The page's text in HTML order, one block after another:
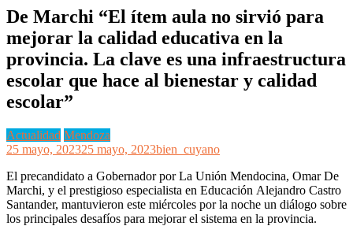
De Marchi “El ítem aula no sirvió para
mejorar la calidad educativa en la
provincia. La clave es una infraestructura
escolar que hace al bienestar y calidad
escolar”
Actualidad Mendoza
25 mayo, 202325 mayo, 2023bien_cuyano
El precandidato a Gobernador por La Unión Mendocina, Omar De
Marchi, y el prestigioso especialista en Educación Alejandro Castro
Santander, mantuvieron este miércoles por la noche un diálogo sobre
los principales desafíos para mejorar el sistema en la provincia.